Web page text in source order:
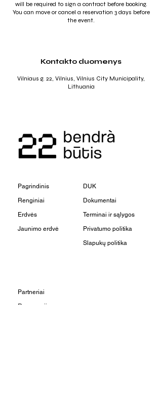
will be required to sign a contract before booking.
You can move or cancel a reservation 3 days before
the event.
Kontakto duomenys
Vilniaus g. 22, Vilnius, Vilnius City Municipality,
Lithuania
Pagrindinis
Renginiai
Erdvės
Jaunimo erdvė
DUK
Dokumentai
Terminai ir sąlygos
Privatumo politika
Slapukų politika
Partneriai
Rezervacijos